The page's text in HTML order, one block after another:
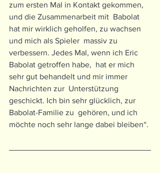
zum ersten Mal in Kontakt gekommen,
und die Zusammenarbeit mit  Babolat
hat mir wirklich geholfen, zu wachsen
und mich als Spieler  massiv zu
verbessern. Jedes Mal, wenn ich Eric
Babolat getroffen habe,  hat er mich
sehr gut behandelt und mir immer
Nachrichten zur  Unterstützung
geschickt. Ich bin sehr glücklich, zur
Babolat-Familie zu  gehören, und ich
möchte noch sehr lange dabei bleiben“.